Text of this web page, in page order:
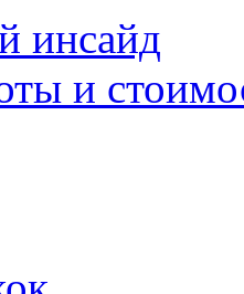
инсайд
и